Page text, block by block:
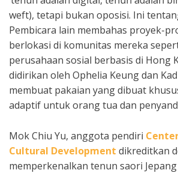
weft), tetapi bukan oposisi. Ini
Pembicara lain membahas proyek-
berlokasi di komunitas mereka
perusahaan sosial berbasis di Hong
didirikan oleh Ophelia Keung dan
membuat pakaian yang dibuat
adaptif untuk orang tua dan
Mok Chiu Yu, anggota pendiri
Cultural Development dikreditkan
memperkenalkan tenun saori